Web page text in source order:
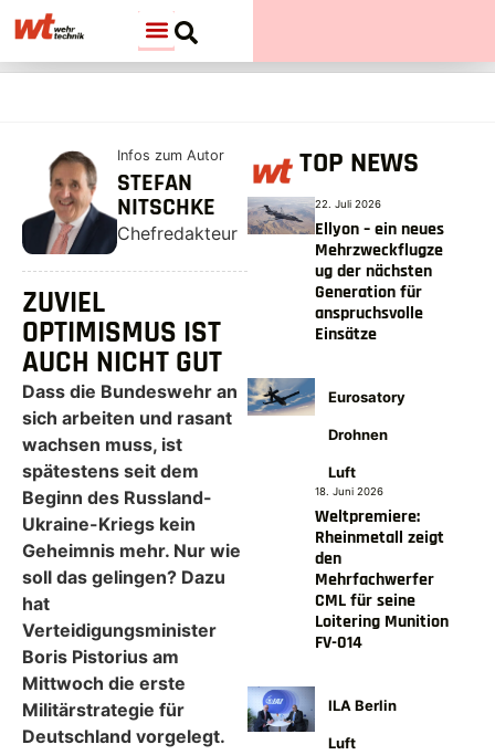
Infos zum Autor
STEFAN
NITSCHKE
Chefredakteur
ZUVIEL
OPTIMISMUS IST
AUCH NICHT GUT
Dass die Bundeswehr an
sich arbeiten und rasant
wachsen muss, ist
spätestens seit dem
Beginn des Russland-
Ukraine-Kriegs kein
Geheimnis mehr. Nur wie
soll das gelingen? Dazu
hat
Verteidigungsminister
Boris Pistorius am
Mittwoch die erste
Militärstrategie für
Deutschland vorgelegt.
TOP NEWS
22. Juli 2026
Ellyon – ein neues
Mehrzweckflugze
ug der nächsten
Generation für
anspruchsvolle
Einsätze
Eurosatory
Drohnen
Luft
18. Juni 2026
Weltpremiere:
Rheinmetall zeigt
den
Mehrfachwerfer
CML für seine
Loitering Munition
FV-014
ILA Berlin
Luft